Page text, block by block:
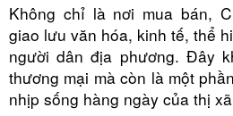
Không chỉ là nơi mua bán,
giao lưu văn hóa, kinh tế, thể
người dân địa phương. Đây
thương mại mà còn là một
nhịp sống hàng ngày của thị